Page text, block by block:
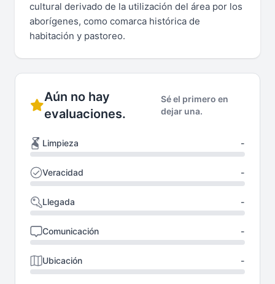
cultural derivado de la utilización del área por los
aborígenes, como comarca histórica de
habitación y pastoreo.
Aún no hay
evaluaciones.
Sé el primero en
dejar una.
Limpieza -
Veracidad -
Llegada -
Comunicación -
Ubicación -